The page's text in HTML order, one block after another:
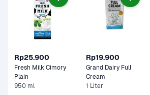
Rp25.900
Fresh Milk Cimory
Plain
950 ml
Rp19.900
Grand Dairy Full
1 Liter